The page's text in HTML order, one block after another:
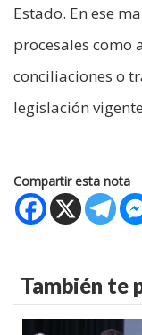
Estado. En ese
procesales como
conciliaciones o
legislación
Compartir esta nota
También te